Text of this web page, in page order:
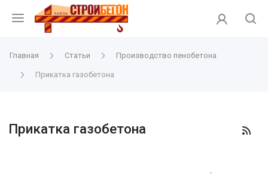
Главная Статьи Производство пенобетона
Прикатка газобетона
Прикатка газобетона